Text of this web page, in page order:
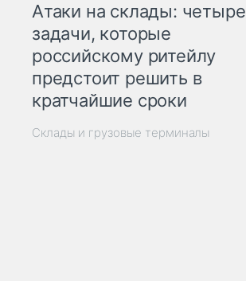
Атаки на склады: четыре
задачи, которые
российскому ритейлу
предстоит решить в
кратчайшие сроки
Склады и грузовые терминалы